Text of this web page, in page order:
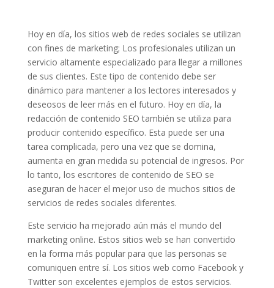
Hoy en día, los sitios web de redes sociales se utilizan
con fines de marketing; Los profesionales utilizan un
servicio altamente especializado para llegar a millones
de sus clientes. Este tipo de contenido debe ser
dinámico para mantener a los lectores interesados ​​y
deseosos de leer más en el futuro. Hoy en día, la
redacción de contenido SEO también se utiliza para
producir contenido específico. Esta puede ser una
tarea complicada, pero una vez que se domina,
aumenta en gran medida su potencial de ingresos. Por
lo tanto, los escritores de contenido de SEO se
aseguran de hacer el mejor uso de muchos sitios de
servicios de redes sociales diferentes.
Este servicio ha mejorado aún más el mundo del
marketing online. Estos sitios web se han convertido
en la forma más popular para que las personas se
comuniquen entre sí. Los sitios web como Facebook y
Twitter son excelentes ejemplos de estos servicios.